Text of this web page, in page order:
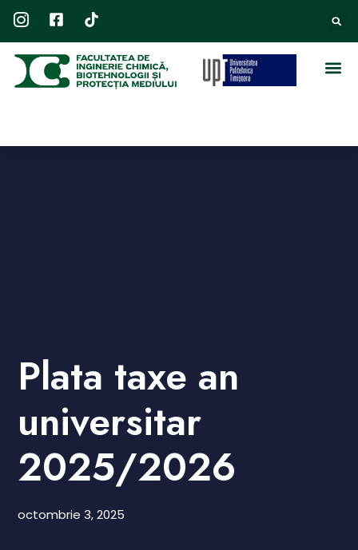
Plata taxe an
universitar
2025/2026
octombrie 3, 2025